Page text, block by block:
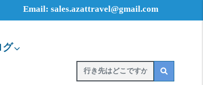
Email: sales.azattravel@gmail.com
グ